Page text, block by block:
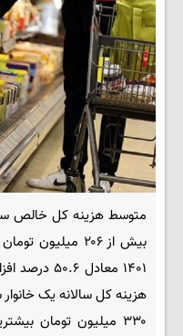
بیش از ۲۰۶
۱۴۰۱
هزینه کل سالانه یک